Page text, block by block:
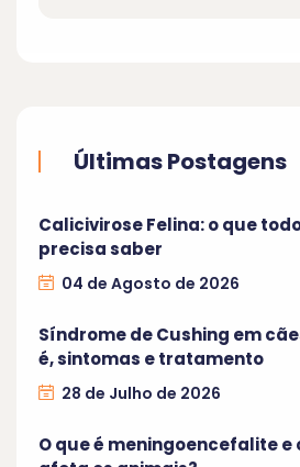
Últimas Postagens
Calicivirose Felina: o que
precisa saber
04 de Agosto de 2026
Síndrome de Cushing em
é, sintomas e tratamento
28 de Julho de 2026
O que é meningoencefalite e